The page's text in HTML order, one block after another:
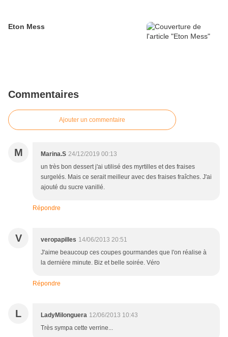
Eton Mess
Commentaires
Ajouter un commentaire
M Marina.S 24/12/2019 00:13
un très bon dessert j'ai utilisé des myrtilles et des fraises
surgelés. Mais ce serait meilleur avec des fraises fraîches. J'ai
ajouté du sucre vanillé.
Répondre
V veropapilles 14/06/2013 20:51
J'aime beaucoup ces coupes gourmandes que l'on réalise à
la dernière minute. Biz et belle soirée. Véro
Répondre
L LadyMilonguera 12/06/2013 10:43
Très sympa cette verrine...